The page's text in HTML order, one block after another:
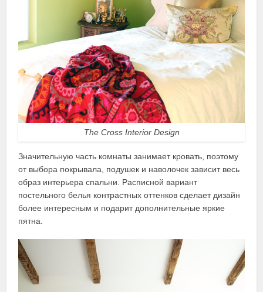
The Cross Interior Design
Значительную часть комнаты занимает кровать, поэтому
от выбора покрывала, подушек и наволочек зависит весь
образ интерьера спальни. Расписной вариант
постельного белья контрастных оттенков сделает дизайн
более интересным и подарит дополнительные яркие
пятна.